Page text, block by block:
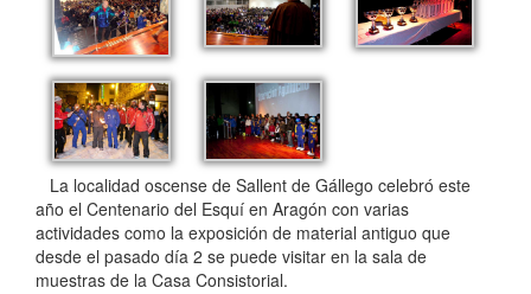
La localidad oscense de Sallent de Gállego celebró este
año el Centenario del Esquí en Aragón con varias
actividades como la exposición de material antiguo que
desde el pasado día 2 se puede visitar en la sala de
muestras de la Casa Consistorial.